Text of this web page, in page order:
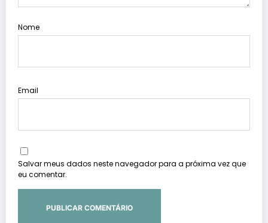
Nome
Email
Salvar meus dados neste navegador para a próxima vez que
eu comentar.